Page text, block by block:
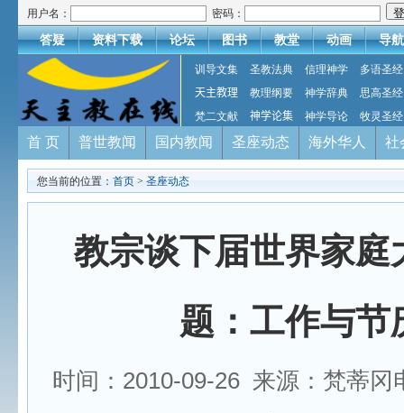
用户名： 密码：
答疑 资料下载 论坛 图书 教堂 动画 导航
训导文集 圣教法典 信理神学
多语圣经
天主教理
教理纲要 神学辞典
思高圣经
梵二文献
神学论集 神学导论 牧灵圣经
首 页 普世教闻 国内教闻 圣座动态 海外华人 社
您当前的位置： 首页 > 圣座动态
教宗谈下届世界家庭
题：工作与节
时间：2010-09-26 来源：梵蒂